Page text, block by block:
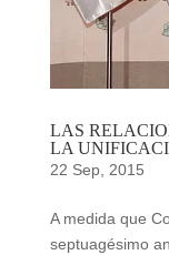
LAS
LA
22 Sep, 2015
A medida que
septuagésimo